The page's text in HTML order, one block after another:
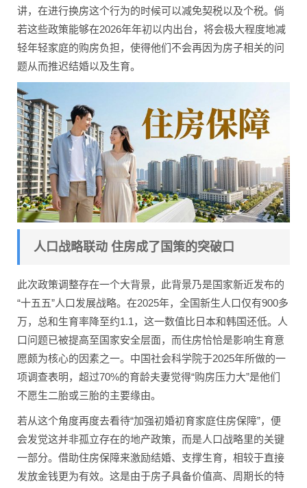
讲，在进行换房这个行为的时候可以减免契税以及个税。倘
若这些政策能够在2026年年初以内出台，将会极大程度地减
轻年轻家庭的购房负担，使得他们不会再因为房子相关的问
题从而推迟结婚以及生育。
人口战略联动 住房成了国策的突破口
此次政策调整存在一个大背景，此背景乃是国家新近发布的
“十五五”人口发展战略。在2025年，全国新生人口仅有900多
万，总和生育率降至约1.1，这一数值比日本和韩国还低。人
口问题已被提高至国家安全层面，而住房恰恰是影响生育意
愿颇为核心的因素之一。中国社会科学院于2025年所做的一
项调查表明，超过70%的育龄夫妻觉得“购房压力大”是他们
不愿生二胎或三胎的主要缘由。
若从这个角度再度去看待“加强初婚初育家庭住房保障”，便
会发觉这并非孤立存在的地产政策，而是人口战略里的关键
一部分。借助住房保障来激励结婚、支撑生育，相较于直接
发放金钱更为有效。这是由于房子具备价值高、周期长的特